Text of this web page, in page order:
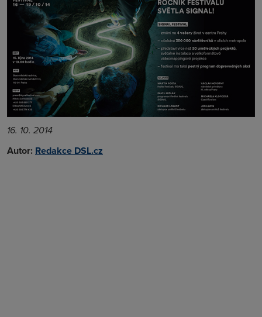
16. 10. 2014
Autor: Redakce DSL.cz